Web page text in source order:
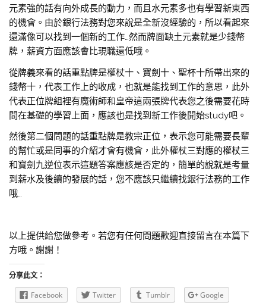
元素強的話有向外成長的動力，而且水元素多也有學習新東西
的機會。由於銀行法務對您來說是全新沒經驗的，所以看起來
還滿像可以找到一個新的工作…然而牌面缺土元素就是少錢幣
牌，薪資方面應該會比現職還低哦。
從牌義來看的話重點牌是權杖十、寶劍十、聖杯十所帶出來的
錢幣十，代表工作上的收成，也就是能找到工作的意思，此外
代表正位牌組裡有魔術師和皇帝這兩張牌代表您之後需要花時
間在基礎的學習上面，應該也是找到新工作後開始study吧。
然後第二個問題的話重點牌是教宗正位，表示您可能需要長輩
的幫忙或是同事的介紹才會有機會，此外權杖三對應的權杖三
和寶劍九逆位表示這題答案應該是否定的，簡單的說就是考量
到薪水及後續的發展的話，您不應該只繼續找銀行法務的工作
哦…
以上提供給您做參考。若您有任何問題歡迎直接留言在本篇下
方哦。謝謝！
分享此文：
Facebook Twitter Tumblr Google